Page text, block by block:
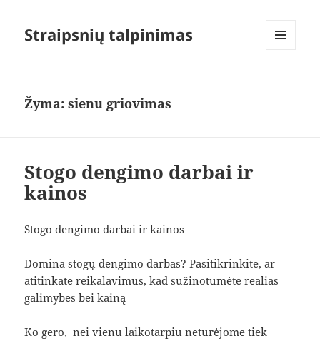
Straipsnių talpinimas
Žyma:sienu griovimas
Stogo dengimo darbai ir
kainos
Stogo dengimo darbai ir kainos
Domina stogų dengimo darbas? Pasitikrinkite, ar
atitinkate reikalavimus, kad sužinotumėte realias
galimybes bei kainą
Ko gero, nei vienu laikotarpiu neturėjome tiek